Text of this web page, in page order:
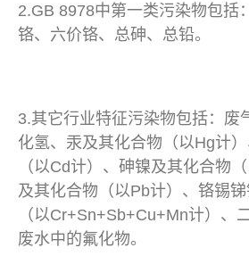
2.GB 8978中第一类污染物包括
铬、六价铬、总砷、总铅。
3.其它行业特征污染物包括：废
化氢、汞及其化合物（以Hg计
（以Cd计）、砷镍及其化合物
及其化合物（以Pb计）、铬锡
（以Cr+Sn+Sb+Cu+Mn计）、
废水中的氟化物。